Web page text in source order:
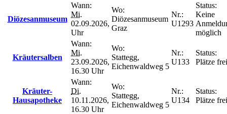
Diözesanmuseum
Wann:
Mi.
02.09.2026,
Uhr
Wo:
Diözesanmuseum
Graz
Nr.:
U1293
Status:
Keine
möglich
Kräutersalben
Wann:
Mi.
23.09.2026,
16.30 Uhr
Wo:
Stattegg,
Eichenwaldweg 5
Nr.:
U133
Status:
Plätze frei
Kräuter-
Hausapotheke
Wann:
Di.
10.11.2026,
16.30 Uhr
Wo:
Stattegg,
Eichenwaldweg 5
Nr.:
U134
Status:
Plätze frei